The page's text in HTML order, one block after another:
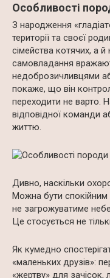
Особливості
З народження
території та своєї
сімейства котячих, а й
самовладання
недоброзичливцями
покаже, що він
переходити не варто.
відповідної команди
життю.
Дивно, наскільки
Можна бути спокійним
не загрожуватиме
Це стосується не
Як кумедно
«маленьких друзів»:
«жертву» для зачісок,